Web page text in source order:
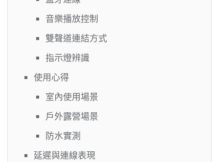
音樂播放控制
雙聲道連結方式
指示燈辨識
使用心得
室內使用場景
戶外露營場景
防水實測
延遲與連線表現